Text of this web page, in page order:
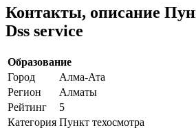
Контакты, описание
Dss service
Образование
Город
Алма-Ата
Регион
Алматы
Рейтинг
5
Категория Пункт техосмотра